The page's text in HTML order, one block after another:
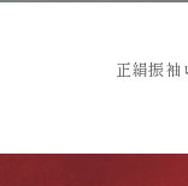
正絹振袖